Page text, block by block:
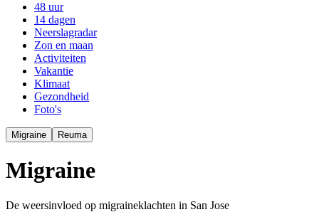
48 uur
14 dagen
Neerslagradar
Zon en maan
Activiteiten
Vakantie
Klimaat
Gezondheid
Foto's
Migraine Reuma
Migraine
De weersinvloed op migraineklachten in San Jose